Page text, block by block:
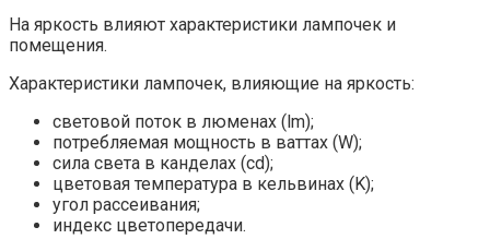
На яркость влияют характеристики лампочек и
помещения.
Характеристики лампочек, влияющие на яркость:
световой поток в люменах (lm);
потребляемая мощность в ваттах (W);
сила света в канделах (cd);
цветовая температура в кельвинах (K);
угол рассеивания;
индекс цветопередачи.